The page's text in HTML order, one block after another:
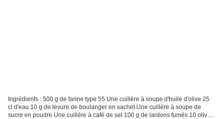
Ingrédients : 500 g de farine type 55 Une cuillère à soupe d'huile d'olive 25
cl d'eau 10 g de levure de boulanger en sachet Une cuillère à soupe de
sucre en poudre Une cuillére à café de sel 100 g de lardons fumés 10 olives